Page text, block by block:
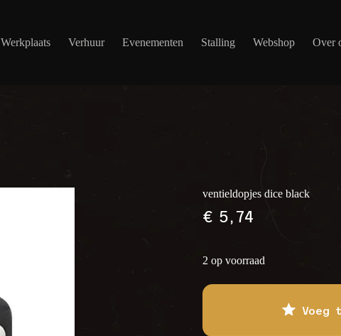
Werkplaats Verhuur Evenementen Stalling Webshop Over
ventieldopjes dice black
€5,74
2 op voorraad
Voeg